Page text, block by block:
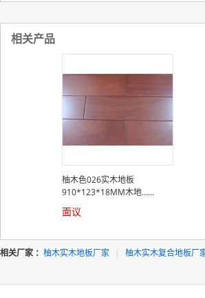
相关产品
柚木色026实木地板
910*123*18MM木地……
面议
相关厂家 ： 柚木实木地板厂家 | 柚木实木复合地板厂